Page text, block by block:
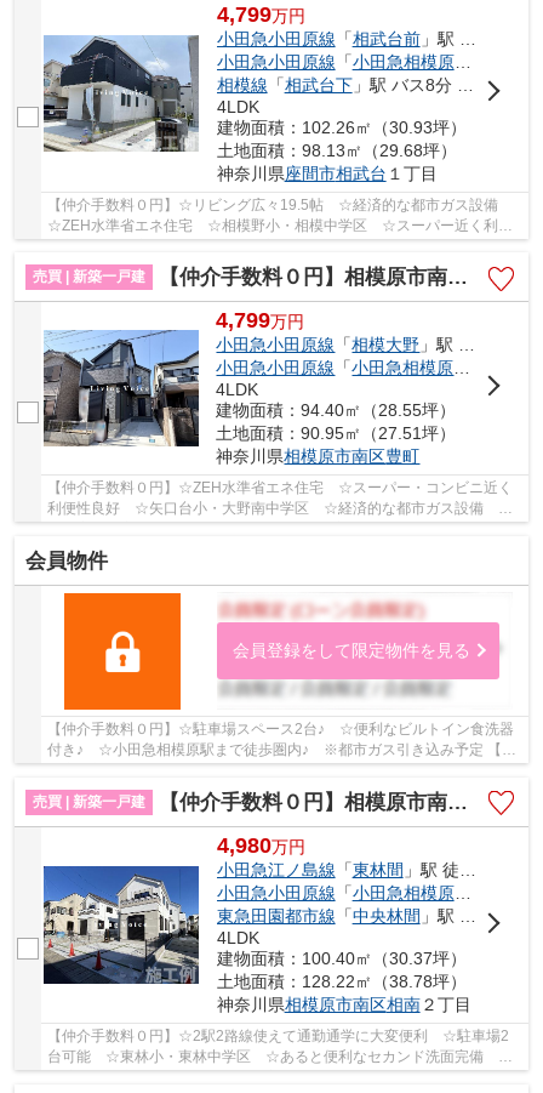
4,799万円
小田急小田原線 「相武台前」駅 徒歩13分
小田急小田原線 「小田急相模原」駅 徒歩
相模線 「相武台下」駅 バス8分 「相武台前駅」 停歩14分
4LDK
建物面積：102.26㎡（30.93坪）
土地面積：98.13㎡（29.68坪）
神奈川県座間市相武台 １丁目
【仲介手数料０円】☆リビング広々19.5帖 ☆経済的な都市ガス設備
☆ZEH水準省エネ住宅 ☆相模野小・相模中学区 ☆スーパー近く利便
性良好 ☆全窓網戸標準装備♪ 【座間市の新築一戸建て...
売買 | 新築一戸建
【仲介手数料０円】相模原市南区豊町1期 新築一戸建て
4,799万円
小田急小田原線 「相模大野 」駅 バス6分 「豊町（神奈川県）」 停歩5分
小田急小田原線 「小田急相模原」駅 徒歩
4LDK
建物面積：94.40㎡（28.55坪）
土地面積：90.95㎡（27.51坪）
神奈川県相模原市南区豊町
【仲介手数料０円】☆ZEH水準省エネ住宅 ☆スーパー・コンビニ近く
利便性良好 ☆矢口台小・大野南中学区 ☆経済的な都市ガス設備 ☆
会員物件
会員登録をして限定物件を見る
【仲介手数料０円】☆駐車場スペース2台♪ ☆便利なビルトイン食洗器
付き♪ ☆小田急相模原駅まで徒歩圏内♪ ※都市ガス引き込み予定 【座
売買 | 新築一戸建
【仲介手数料０円】相模原市南区相南2丁目5期 新築一戸建て 1号棟 全2棟
4,980万円
小田急江ノ島線 「東林間 」駅 徒歩15分
小田急小田原線 「小田急相模原」駅 徒歩
東急田園都市線 「中央林間 」駅 徒歩24分
4LDK
建物面積：100.40㎡（30.37坪）
土地面積：128.22㎡（38.78坪）
神奈川県相模原市南区相南２丁目
【仲介手数料０円】☆2駅2路線使えて通勤通学に大変便利 ☆駐車場2
台可能 ☆東林小・東林中学区 ☆あると便利なセカンド洗面完備 ☆